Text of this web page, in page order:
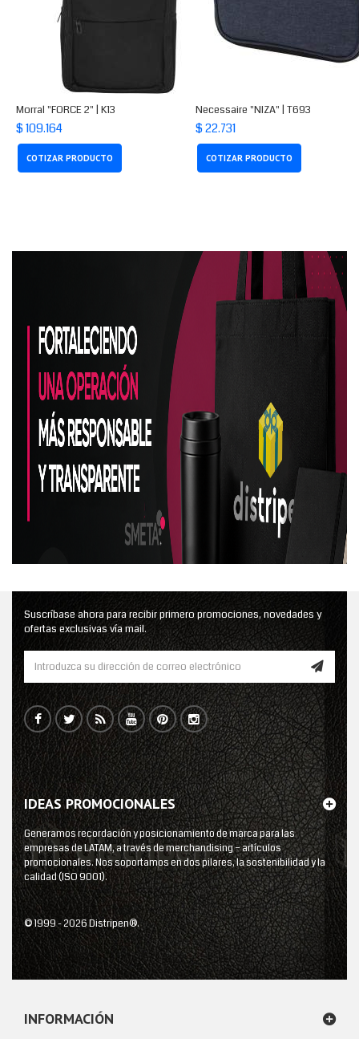
Morral "FORCE 2" | K13
$ 109.164
COTIZAR PRODUCTO
Necessaire "NIZA" | T693
$ 22.731
COTIZAR PRODUCTO
Suscríbase ahora para recibir primero promociones, novedades y
ofertas exclusivas vía mail.
IDEAS PROMOCIONALES
Generamos recordación y posicionamiento de marca para las
empresas de LATAM, a través de merchandising – artículos
promocionales. Nos soportamos en dos pilares, la sostenibilidad y la
calidad (ISO 9001).
© 1999 - 2026 Distripen®.
INFORMACIÓN